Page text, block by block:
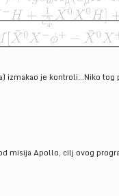
izmakao je kontroli...Niko
misija Apollo, cilj ovog